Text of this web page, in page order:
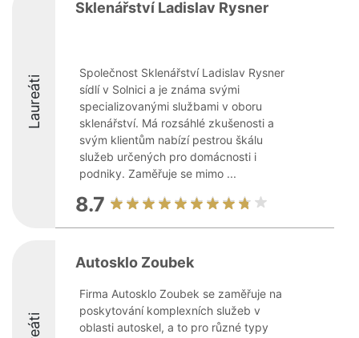
Laureáti
Sklenářství Ladislav Rysner
Společnost Sklenářství Ladislav Rysner
sídlí v Solnici a je známa svými
specializovanými službami v oboru
sklenářství. Má rozsáhlé zkušenosti a
svým klientům nabízí pestrou škálu
služeb určených pro domácnosti i
podniky. Zaměřuje se mimo ...
8.7
Autosklo Zoubek
Firma Autosklo Zoubek se zaměřuje na
poskytování komplexních služeb v
oblasti autoskel, a to pro různé typy